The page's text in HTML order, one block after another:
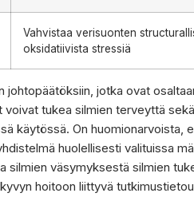
Vahvistaa verisuonten
oksidatiivista stressiä
johtopäätöksiin, jotka ovat
tukea silmien terveyttä
käytössä. On huomionarvoista,
huolellisesti valituissa
silmien väsymyksestä silmien
hoitoon liittyvä